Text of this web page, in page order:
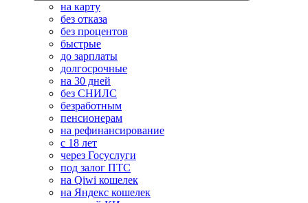
на карту
без отказа
без процентов
быстрые
до зарплаты
долгосрочные
на 30 дней
без СНИЛС
безработным
пенсионерам
на рефинансирование
с 18 лет
через Госуслуги
под залог ПТС
на Qiwi кошелек
на Яндекс кошелек